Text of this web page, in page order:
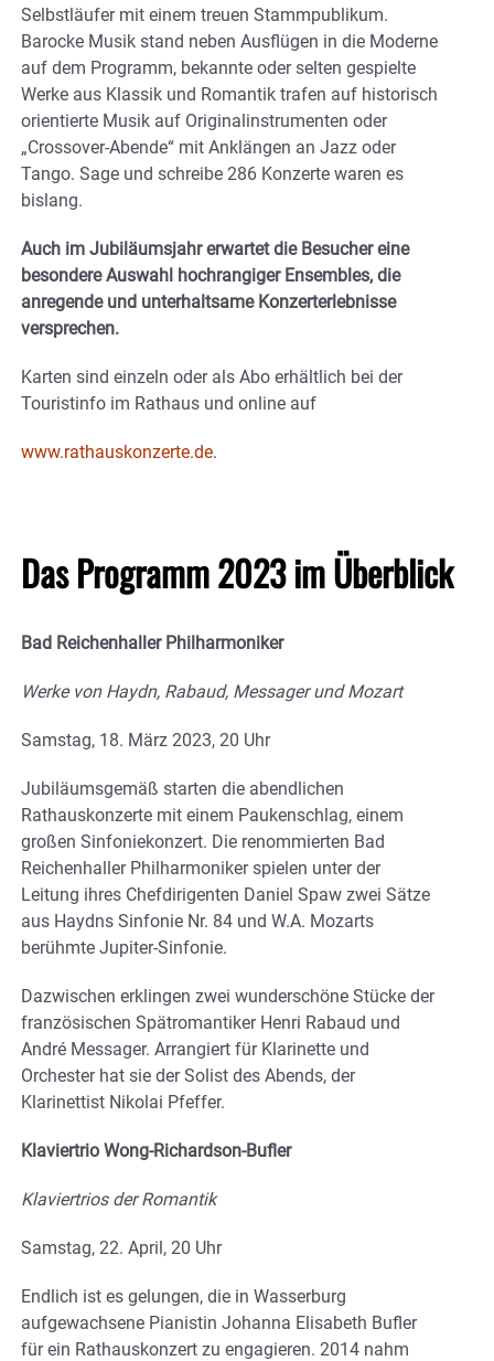
Selbstläufer mit einem treuen Stammpublikum.
Barocke Musik stand neben Ausflügen in die Moderne
auf dem Programm, bekannte oder selten gespielte
Werke aus Klassik und Romantik trafen auf historisch
orientierte Musik auf Originalinstrumenten oder
„Crossover-Abende“ mit Anklängen an Jazz oder
Tango. Sage und schreibe 286 Konzerte waren es
bislang.
Auch im Jubiläumsjahr erwartet die Besucher eine
besondere Auswahl hochrangiger Ensembles, die
anregende und unterhaltsame Konzerterlebnisse
versprechen.
Karten sind einzeln oder als Abo erhältlich bei der
Touristinfo im Rathaus und online auf
www.rathauskonzerte.de.
Das Programm 2023 im Überblick
Bad Reichenhaller Philharmoniker
Werke von Haydn, Rabaud, Messager und Mozart
Samstag, 18. März 2023, 20 Uhr
Jubiläumsgemäß starten die abendlichen
Rathauskonzerte mit einem Paukenschlag, einem
großen Sinfoniekonzert. Die renommierten Bad
Reichenhaller Philharmoniker spielen unter der
Leitung ihres Chefdirigenten Daniel Spaw zwei Sätze
aus Haydns Sinfonie Nr. 84 und W.A. Mozarts
berühmte Jupiter-Sinfonie.
Dazwischen erklingen zwei wunderschöne Stücke der
französischen Spätromantiker Henri Rabaud und
André Messager. Arrangiert für Klarinette und
Orchester hat sie der Solist des Abends, der
Klarinettist Nikolai Pfeffer.
Klaviertrio Wong-Richardson-Bufler
Klaviertrios der Romantik
Samstag, 22. April, 20 Uhr
Endlich ist es gelungen, die in Wasserburg
aufgewachsene Pianistin Johanna Elisabeth Bufler
für ein Rathauskonzert zu engagieren. 2014 nahm